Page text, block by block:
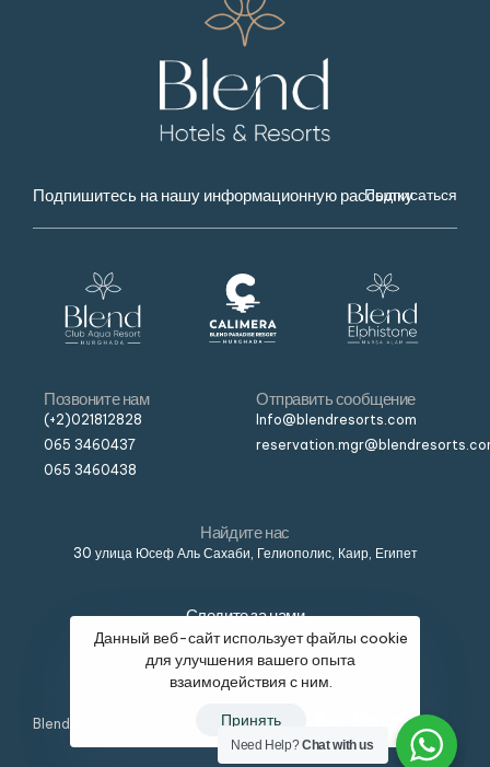
Подписаться
Позвоните нам
(+2)021812828
065 3460437
065 3460438
Отправить сообщение
Info@blendresorts.com
Найдите нас
30 улица Юсеф Аль Сахаби, Гелиополис, Каир, Египет
Следите за нами
Blend © Все права защищены, разработано
Need Help?Chat with us
Данный веб-сайт использует файлы cookie
для улучшения вашего опыта
взаимодействия с ним.
Принять